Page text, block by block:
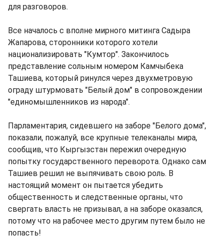
для разговоров.
Все началось с вполне мирного митинга Садыра
Жапарова, сторонники которого хотели
национализировать "Кумтор". Закончилось
представление сольным номером Камчыбека
Ташиева, который ринулся через двухметровую
ограду штурмовать "Белый дом" в сопровождении
"единомышленников из народа".
Парламентария, сидевшего на заборе "Белого дома",
показали, пожалуй, все крупные телеканалы мира,
сообщив, что Кыргызстан пережил очередную
попытку государственного переворота. Однако сам
Ташиев решил не выпячивать свою роль. В
настоящий момент он пытается убедить
общественность и следственные органы, что
свергать власть не призывал, а на заборе оказался,
потому что на рабочее место другим путем было не
попасть!